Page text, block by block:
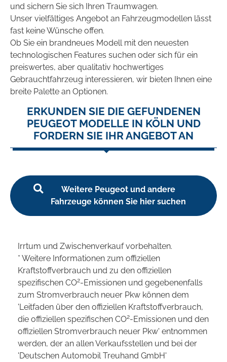
und sichern Sie sich Ihren Traumwagen.
Unser vielfältiges Angebot an Fahrzeugmodellen lässt
fast keine Wünsche offen.
Ob Sie ein brandneues Modell mit den neuesten
technologischen Features suchen oder sich für ein
preiswertes, aber qualitativ hochwertiges
Gebrauchtfahrzeug interessieren, wir bieten Ihnen eine
breite Palette an Optionen.
ERKUNDEN SIE DIE GEFUNDENEN
PEUGEOT MODELLE IN KÖLN UND
FORDERN SIE IHR ANGEBOT AN
Weitere Peugeot und andere
Fahrzeuge können Sie hier suchen
Irrtum und Zwischenverkauf vorbehalten.
* Weitere Informationen zum offiziellen
Kraftstoffverbrauch und zu den offiziellen
spezifischen CO2-Emissionen und gegebenenfalls
zum Stromverbrauch neuer Pkw können dem
'Leitfaden über den offiziellen Kraftstoffverbrauch,
die offiziellen spezifischen CO2-Emissionen und den
offiziellen Stromverbrauch neuer Pkw' entnommen
werden, der an allen Verkaufsstellen und bei der
'Deutschen Automobil Treuhand GmbH'